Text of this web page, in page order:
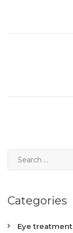
Categories
Eye treatment